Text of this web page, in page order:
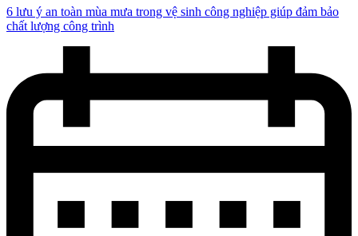
6 lưu ý an toàn mùa mưa trong vệ sinh công nghiệp giúp đảm bảo
chất lượng công trình